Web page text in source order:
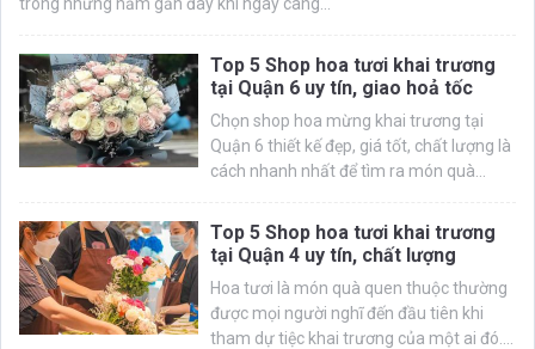
Top 5 Shop hoa tươi khai trương
tại Quận 6 uy tín, giao hoả tốc
Chọn shop hoa mừng khai trương tại
Quận 6 thiết kế đẹp, giá tốt, chất lượng là
cách nhanh nhất để tìm ra món quà...
Top 5 Shop hoa tươi khai trương
tại Quận 4 uy tín, chất lượng
Hoa tươi là món quà quen thuộc thường
được mọi người nghĩ đến đầu tiên khi
tham dự tiệc khai trương của một ai đó....